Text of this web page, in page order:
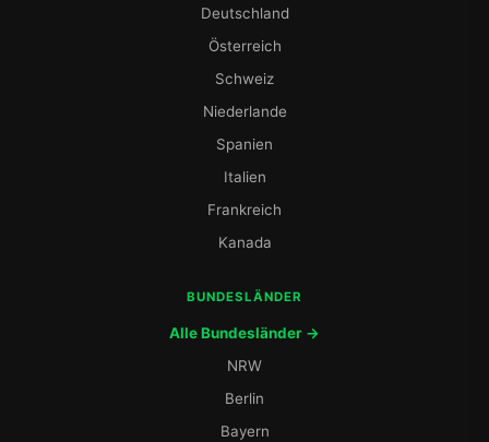
Deutschland
Österreich
Schweiz
Niederlande
Spanien
Italien
Frankreich
Kanada
BUNDESLÄNDER
Alle Bundesländer →
NRW
Berlin
Bayern